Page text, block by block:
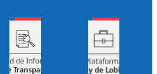
conjunto
nuevo
convenio